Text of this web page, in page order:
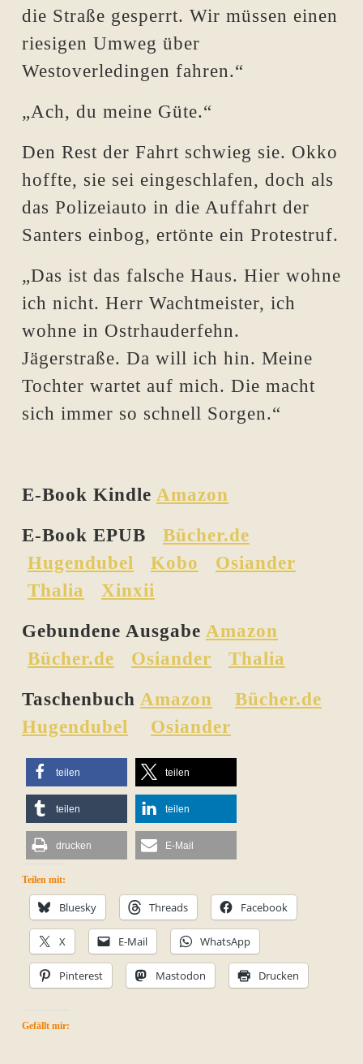
die Straße gesperrt. Wir müssen einen
riesigen Umweg über
Westoverledingen fahren.“
„Ach, du meine Güte.“
Den Rest der Fahrt schwieg sie. Okko
hoffte, sie sei eingeschlafen, doch als
das Polizeiauto in die Auffahrt der
Santers einbog, ertönte ein Protestruf.
„Das ist das falsche Haus. Hier wohne
ich nicht. Herr Wachtmeister, ich
wohne in Ostrhauderfehn.
Jägerstraße. Da will ich hin. Meine
Tochter wartet auf mich. Die macht
sich immer so schnell Sorgen.“
E-Book Kindle Amazon
E-Book EPUB Bücher.de
Hugendubel
Kobo
Osiander
Thalia
Xinxii
Gebundene Ausgabe Amazon
Bücher.de
Osiander
Thalia
Taschenbuch Amazon
Bücher.de
Hugendubel
Osiander
teilen teilen
teilen teilen
drucken E-Mail
Teilen mit:
Bluesky Threads Facebook
X E-Mail WhatsApp
Pinterest Mastodon Drucken
Gefällt mir: